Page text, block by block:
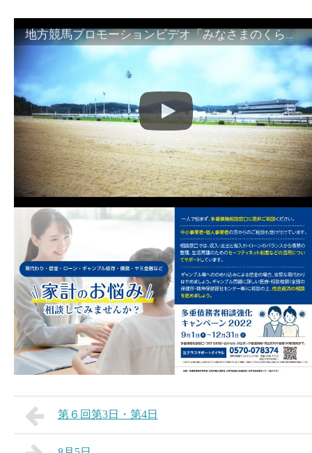
地方競馬プロモーションビデオ「みなさまのくらしのために」30秒篇｜NAR公式
第６回第3日・第4日